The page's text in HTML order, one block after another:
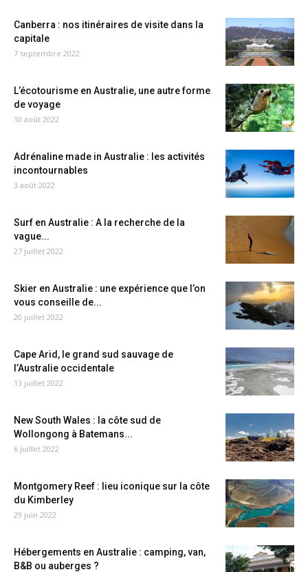
Canberra : nos itinéraires de visite dans la
capitale
7 septembre 2022
L’écotourisme en Australie, une autre forme
de voyage
10 août 2022
Adrénaline made in Australie : les activités
incontournables
3 août 2022
Surf en Australie : A la recherche de la
vague...
27 juillet 2022
Skier en Australie : une expérience que l’on
vous conseille de...
20 juillet 2022
Cape Arid, le grand sud sauvage de
l’Australie occidentale
13 juillet 2022
New South Wales : la côte sud de
Wollongong à Batemans...
6 juillet 2022
Montgomery Reef : lieu iconique sur la côte
du Kimberley
29 juin 2022
Hébergements en Australie : camping, van,
B&B ou auberges ?